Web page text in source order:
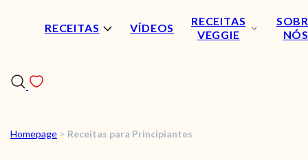
RECEITAS VÍDEOS
RECEITAS
VEGGIE
NÓS
RECEITAS
Homepage > Receitas para Principiantes